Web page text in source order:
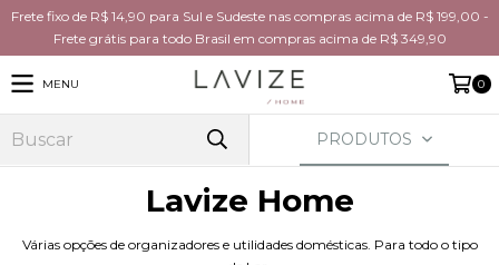
Frete fixo de R$ 14,90 para Sul e Sudeste nas compras acima de R$ 199,00 -
Frete grátis para todo Brasil em compras acima de R$ 349,90
MENU 0
PRODUTOS
Lavize Home
Várias opções de organizadores e utilidades domésticas. Para todo o tipo